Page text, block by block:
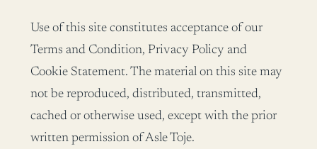
Use of this site constitutes acceptance of our
Terms and Condition, Privacy Policy and
Cookie Statement. The material on this site may
not be reproduced, distributed, transmitted,
cached or otherwise used, except with the prior
written permission of Asle Toje.